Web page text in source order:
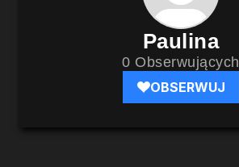
Paulina
0 Obserwujących
OBSERWUJ